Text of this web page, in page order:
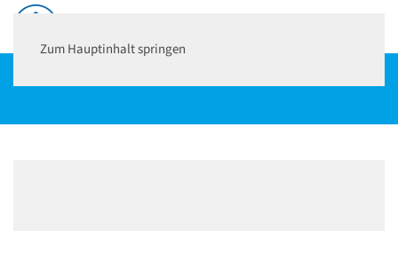
Zum Hauptinhalt springen